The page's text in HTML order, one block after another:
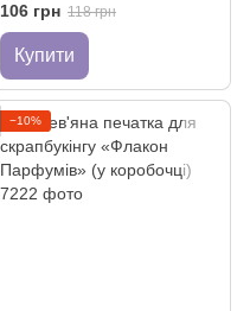
106 грн 118 грн
Купити
−10%